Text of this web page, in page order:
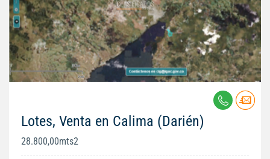
Lotes, Venta en Calima (Darién)
28.800,00mts2